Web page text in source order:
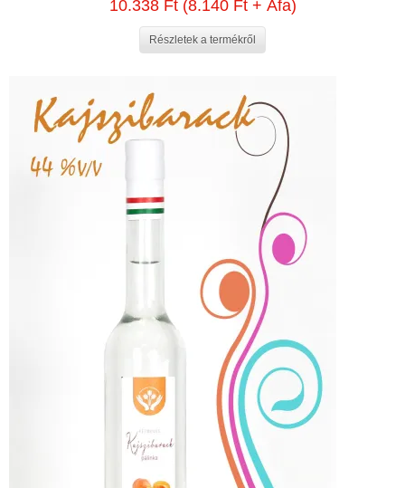
10.338 Ft (8.140 Ft + Áfa)
Részletek a termékről